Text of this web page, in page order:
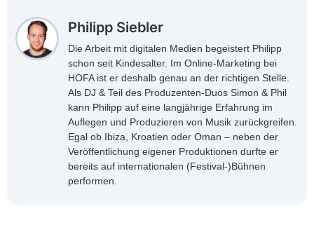
Philipp Siebler
Die Arbeit mit digitalen Medien begeistert Philipp
schon seit Kindesalter. Im Online-Marketing bei
HOFA ist er deshalb genau an der richtigen Stelle.
Als DJ & Teil des Produzenten-Duos Simon & Phil
kann Philipp auf eine langjährige Erfahrung im
Auflegen und Produzieren von Musik zurückgreifen.
Egal ob Ibiza, Kroatien oder Oman – neben der
Veröffentlichung eigener Produktionen durfte er
bereits auf internationalen (Festival-)Bühnen
performen.